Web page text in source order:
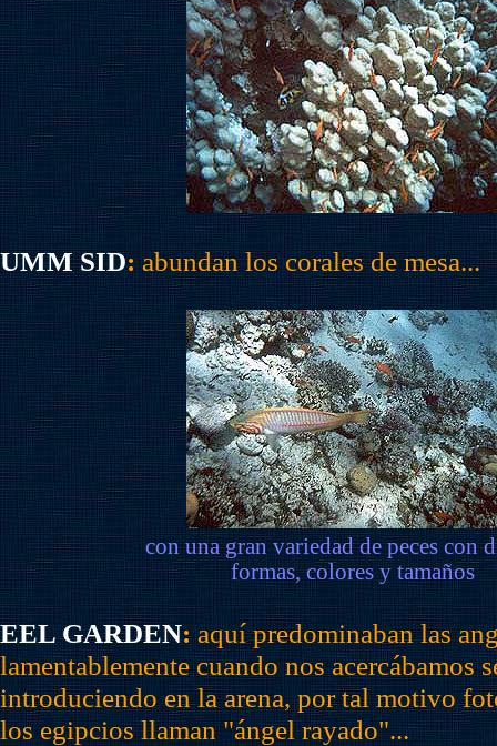
UMM SID: abundan los corales de mesa...
con una gran variedad de peces con
formas, colores y tamaños
EEL GARDEN:aquí predominaban las
lamentablemente cuando nos acercábamos
introduciendo en la arena, por tal motivo
los egipcios llaman "ángel rayado"...